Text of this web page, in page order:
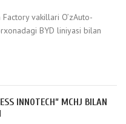
vakillari O’zAuto-
BYD liniyasi bilan
INNOTECH” MCHJ BILAN